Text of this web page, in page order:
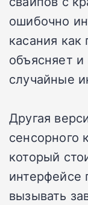
ошибочно
касания
объясняет
случайные
Другая
сенсорного
который
вызывать